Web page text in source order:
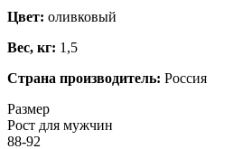
Цвет: оливковый
Вес, кг: 1,5
Страна производитель: Россия
Размер
Рост для мужчин
88-92